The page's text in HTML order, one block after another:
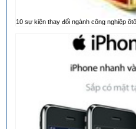
10 sự kiện thay đổi ngành công nghiệp